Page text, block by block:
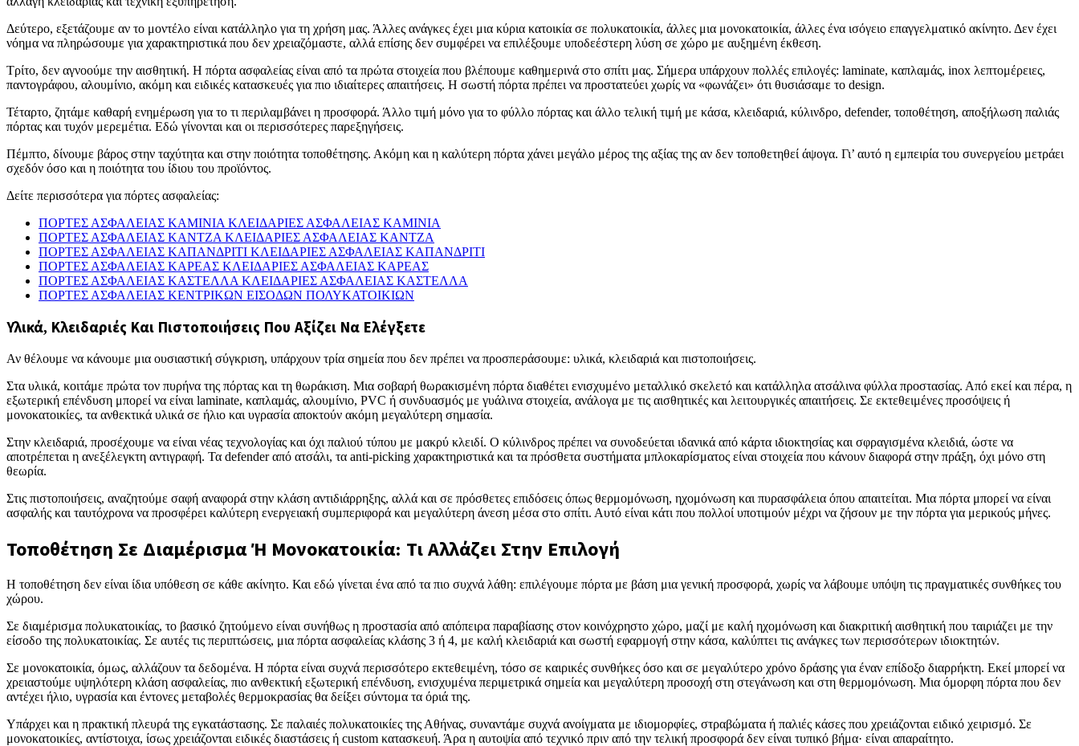
Δεύτερο, εξετάζουμε αν το μοντέλο είναι κατάλληλο για τη χρήση μας. Άλλες ανάγκες έχει μια κύρια κατοικία σε πολυκατοικία, άλλες μια μονοκατοικία, άλλες ένα ισόγειο επαγγελματικό ακίνητο. Δεν έχει
νόημα να πληρώσουμε για χαρακτηριστικά που δεν χρειαζόμαστε, αλλά επίσης δεν συμφέρει να επιλέξουμε υποδεέστερη λύση σε χώρο με αυξημένη έκθεση.
Τρίτο, δεν αγνοούμε την αισθητική. Η πόρτα ασφαλείας είναι από τα πρώτα στοιχεία που βλέπουμε καθημερινά στο σπίτι μας. Σήμερα υπάρχουν πολλές επιλογές: laminate, καπλαμάς, inox λεπτομέρειες,
παντογράφου, αλουμίνιο, ακόμη και ειδικές κατασκευές για πιο ιδιαίτερες απαιτήσεις. Η σωστή πόρτα πρέπει να προστατεύει χωρίς να «φωνάζει» ότι θυσιάσαμε το design.
Τέταρτο, ζητάμε καθαρή ενημέρωση για το τι περιλαμβάνει η προσφορά. Άλλο τιμή μόνο για το φύλλο πόρτας και άλλο τελική τιμή με κάσα, κλειδαριά, κύλινδρο, defender, τοποθέτηση, αποξήλωση παλιάς
πόρτας και τυχόν μερεμέτια. Εδώ γίνονται και οι περισσότερες παρεξηγήσεις.
Πέμπτο, δίνουμε βάρος στην ταχύτητα και στην ποιότητα τοποθέτησης. Ακόμη και η καλύτερη πόρτα χάνει μεγάλο μέρος της αξίας της αν δεν τοποθετηθεί άψογα. Γι’ αυτό η εμπειρία του συνεργείου μετράει
σχεδόν όσο και η ποιότητα του ίδιου του προϊόντος.
Δείτε περισσότερα για πόρτες ασφαλείας:
ΠΟΡΤΕΣ ΑΣΦΑΛΕΙΑΣ ΚΑΜΙΝΙΑ ΚΛΕΙΔΑΡΙΕΣ ΑΣΦΑΛΕΙΑΣ ΚΑΜΙΝΙΑ
ΠΟΡΤΕΣ ΑΣΦΑΛΕΙΑΣ ΚΑΝΤΖΑ ΚΛΕΙΔΑΡΙΕΣ ΑΣΦΑΛΕΙΑΣ ΚΑΝΤΖΑ
ΠΟΡΤΕΣ ΑΣΦΑΛΕΙΑΣ ΚΑΠΑΝΔΡΙΤΙ ΚΛΕΙΔΑΡΙΕΣ ΑΣΦΑΛΕΙΑΣ ΚΑΠΑΝΔΡΙΤΙ
ΠΟΡΤΕΣ ΑΣΦΑΛΕΙΑΣ ΚΑΡΕΑΣ ΚΛΕΙΔΑΡΙΕΣ ΑΣΦΑΛΕΙΑΣ ΚΑΡΕΑΣ
ΠΟΡΤΕΣ ΑΣΦΑΛΕΙΑΣ ΚΑΣΤΕΛΛΑ ΚΛΕΙΔΑΡΙΕΣ ΑΣΦΑΛΕΙΑΣ ΚΑΣΤΕΛΛΑ
ΠΟΡΤΕΣ ΑΣΦΑΛΕΙΑΣ ΚΕΝΤΡΙΚΩΝ ΕΙΣΟΔΩΝ ΠΟΛΥΚΑΤΟΙΚΙΩΝ
Υλικά, Κλειδαριές Και Πιστοποιήσεις Που Αξίζει Να Ελέγξετε
Αν θέλουμε να κάνουμε μια ουσιαστική σύγκριση, υπάρχουν τρία σημεία που δεν πρέπει να προσπεράσουμε: υλικά, κλειδαριά και πιστοποιήσεις.
Στα υλικά, κοιτάμε πρώτα τον πυρήνα της πόρτας και τη θωράκιση. Μια σοβαρή θωρακισμένη πόρτα διαθέτει ενισχυμένο μεταλλικό σκελετό και κατάλληλα ατσάλινα φύλλα προστασίας. Από εκεί και πέρα, η
εξωτερική επένδυση μπορεί να είναι laminate, καπλαμάς, αλουμίνιο, PVC ή συνδυασμός με γυάλινα στοιχεία, ανάλογα με τις αισθητικές και λειτουργικές απαιτήσεις. Σε εκτεθειμένες προσόψεις ή
μονοκατοικίες, τα ανθεκτικά υλικά σε ήλιο και υγρασία αποκτούν ακόμη μεγαλύτερη σημασία.
Στην κλειδαριά, προσέχουμε να είναι νέας τεχνολογίας και όχι παλιού τύπου με μακρύ κλειδί. Ο κύλινδρος πρέπει να συνοδεύεται ιδανικά από κάρτα ιδιοκτησίας και σφραγισμένα κλειδιά, ώστε να
αποτρέπεται η ανεξέλεγκτη αντιγραφή. Τα defender από ατσάλι, τα anti-picking χαρακτηριστικά και τα πρόσθετα συστήματα μπλοκαρίσματος είναι στοιχεία που κάνουν διαφορά στην πράξη, όχι μόνο στη
θεωρία.
Στις πιστοποιήσεις, αναζητούμε σαφή αναφορά στην κλάση αντιδιάρρηξης, αλλά και σε πρόσθετες επιδόσεις όπως θερμομόνωση, ηχομόνωση και πυρασφάλεια όπου απαιτείται. Μια πόρτα μπορεί να είναι
ασφαλής και ταυτόχρονα να προσφέρει καλύτερη ενεργειακή συμπεριφορά και μεγαλύτερη άνεση μέσα στο σπίτι. Αυτό είναι κάτι που πολλοί υποτιμούν μέχρι να ζήσουν με την πόρτα για μερικούς μήνες.
Τοποθέτηση Σε Διαμέρισμα Ή Μονοκατοικία: Τι Αλλάζει Στην Επιλογή
Η τοποθέτηση δεν είναι ίδια υπόθεση σε κάθε ακίνητο. Και εδώ γίνεται ένα από τα πιο συχνά λάθη: επιλέγουμε πόρτα με βάση μια γενική προσφορά, χωρίς να λάβουμε υπόψη τις πραγματικές συνθήκες του
χώρου.
Σε διαμέρισμα πολυκατοικίας, το βασικό ζητούμενο είναι συνήθως η προστασία από απόπειρα παραβίασης στον κοινόχρηστο χώρο, μαζί με καλή ηχομόνωση και διακριτική αισθητική που ταιριάζει με την
είσοδο της πολυκατοικίας. Σε αυτές τις περιπτώσεις, μια πόρτα ασφαλείας κλάσης 3 ή 4, με καλή κλειδαριά και σωστή εφαρμογή στην κάσα, καλύπτει τις ανάγκες των περισσότερων ιδιοκτητών.
Σε μονοκατοικία, όμως, αλλάζουν τα δεδομένα. Η πόρτα είναι συχνά περισσότερο εκτεθειμένη, τόσο σε καιρικές συνθήκες όσο και σε μεγαλύτερο χρόνο δράσης για έναν επίδοξο διαρρήκτη. Εκεί μπορεί να
χρειαστούμε υψηλότερη κλάση ασφαλείας, πιο ανθεκτική εξωτερική επένδυση, ενισχυμένα περιμετρικά σημεία και μεγαλύτερη προσοχή στη στεγάνωση και στη θερμομόνωση. Μια όμορφη πόρτα που δεν
αντέχει ήλιο, υγρασία και έντονες μεταβολές θερμοκρασίας θα δείξει σύντομα τα όριά της.
Υπάρχει και η πρακτική πλευρά της εγκατάστασης. Σε παλαιές πολυκατοικίες της Αθήνας, συναντάμε συχνά ανοίγματα με ιδιομορφίες, στραβώματα ή παλιές κάσες που χρειάζονται ειδικό χειρισμό. Σε
μονοκατοικίες, αντίστοιχα, ίσως χρειάζονται ειδικές διαστάσεις ή custom κατασκευή. Άρα η αυτοψία από τεχνικό πριν από την τελική προσφορά δεν είναι τυπικό βήμα· είναι απαραίτητο.